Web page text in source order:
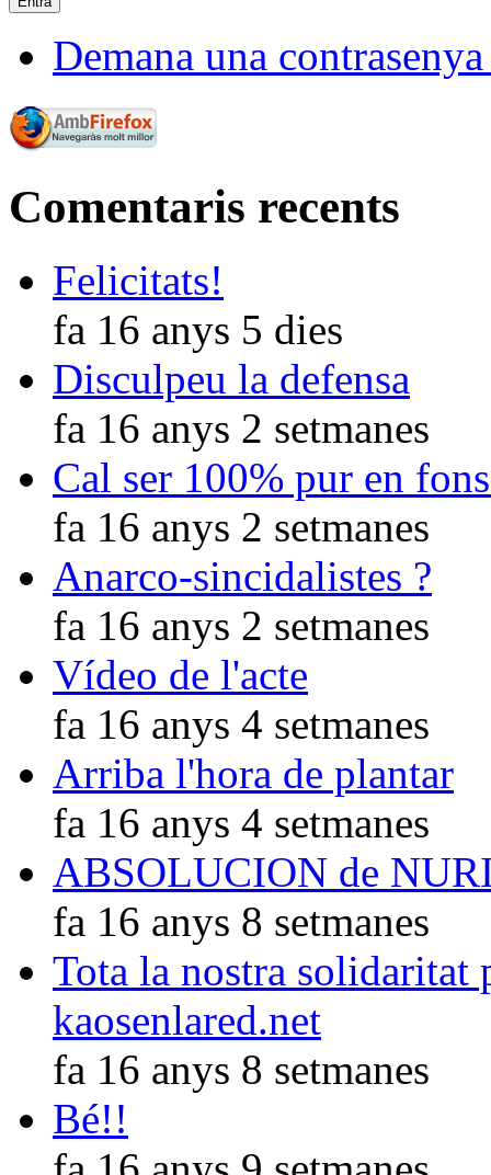
Demana una
Comentaris recents
Felicitats!
fa 16 anys 5 dies
Disculpeu la defensa
fa 16 anys 2 setmanes
Cal ser 100% pur en
fa 16 anys 2 setmanes
Anarco-sincidalistes ?
fa 16 anys 2 setmanes
Vídeo de l'acte
fa 16 anys 4 setmanes
Arriba l'hora de plantar
fa 16 anys 4 setmanes
ABSOLUCION de
fa 16 anys 8 setmanes
Tota la nostra solidaritat
kaosenlared.net
fa 16 anys 8 setmanes
Bé!!